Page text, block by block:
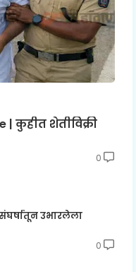
| कुहीत शेतीविक्री
0
उभारलेला
0